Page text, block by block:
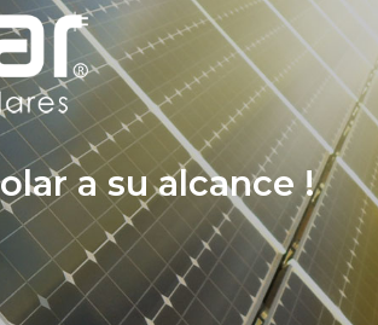
a su alcance !